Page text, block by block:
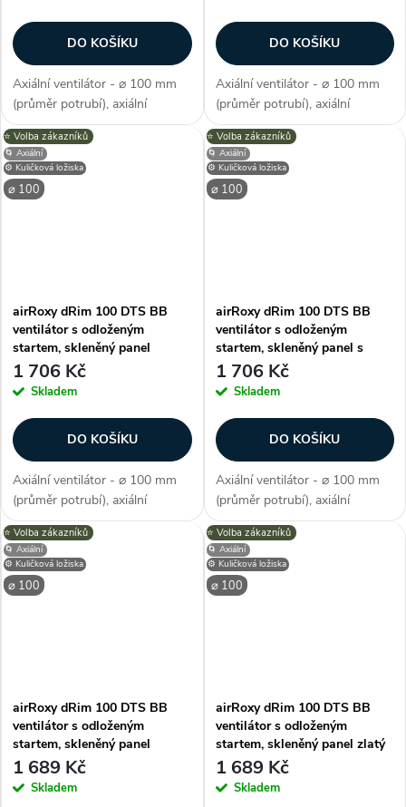
DO KOŠÍKU
Axiální ventilátor - ⌀ 100 mm
(průměr potrubí), axiální
konstrukce, průtok vzduchu 93
m3/h, barva bílá, příkon 8 W,
napětí 230 V, krytí IP X2,
hlučnost 26 dB/A, max.
provozní...
DO KOŠÍKU
Axiální ventilátor - ⌀ 100 mm
(průměr potrubí), axiální
konstrukce, průtok vzduchu 93
m3/h, barva černá, příkon 8 W,
napětí 230 V, krytí IP X2,
hlučnost 26 dB/A, max.
provozní...
⚙️ Kuličková ložiska
⌀ 100
⭐️ Volba zákazníků
🌀 Axiální
airRoxy dRim 100 DTS BB
ventilátor s odloženým
startem, skleněný panel
mramor růžové zlato
1 706 Kč
Skladem
DO KOŠÍKU
Axiální ventilátor - ⌀ 100 mm
(průměr potrubí), axiální
konstrukce, průtok vzduchu 93
m3/h, barva mramor s růžovým
zlatem, příkon 8 W, napětí 230
V, krytí IP X2, hlučnost 26...
⚙️ Kuličková ložiska
⌀ 100
⭐️ Volba zákazníků
🌀 Axiální
airRoxy dRim 100 DTS BB
ventilátor s odloženým
startem, skleněný panel s
dekorem dřeva
1 706 Kč
Skladem
DO KOŠÍKU
Axiální ventilátor - ⌀ 100 mm
(průměr potrubí), axiální
konstrukce, průtok vzduchu 93
m3/h, barva dřevo, příkon 8 W,
napětí 230 V, krytí IP X2,
hlučnost 26 dB/A, max.
provozní...
⚙️ Kuličková ložiska
⌀ 100
⭐️ Volba zákazníků
🌀 Axiální
airRoxy dRim 100 DTS BB
ventilátor s odloženým
startem, skleněný panel
stříbrný
1 689 Kč
Skladem
⚙️ Kuličková ložiska
⌀ 100
⭐️ Volba zákazníků
🌀 Axiální
airRoxy dRim 100 DTS BB
ventilátor s odloženým
startem, skleněný panel zlatý
1 689 Kč
Skladem